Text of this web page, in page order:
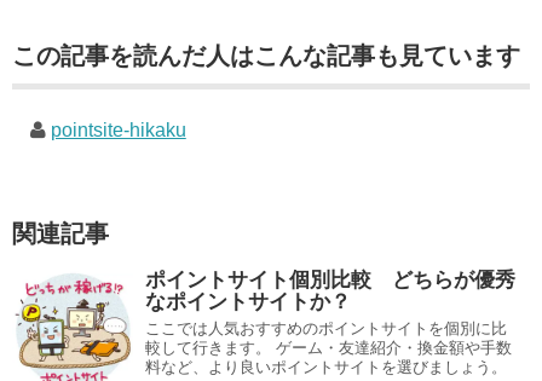
この記事を読んだ人はこんな記事も見ています
pointsite-hikaku
関連記事
ポイントサイト個別比較 どちらが優秀
なポイントサイトか？
ここでは人気おすすめのポイントサイトを個別に比
較して行きます。 ゲーム・友達紹介・換金額や手数
料など、より良いポイントサイトを選びましょう。